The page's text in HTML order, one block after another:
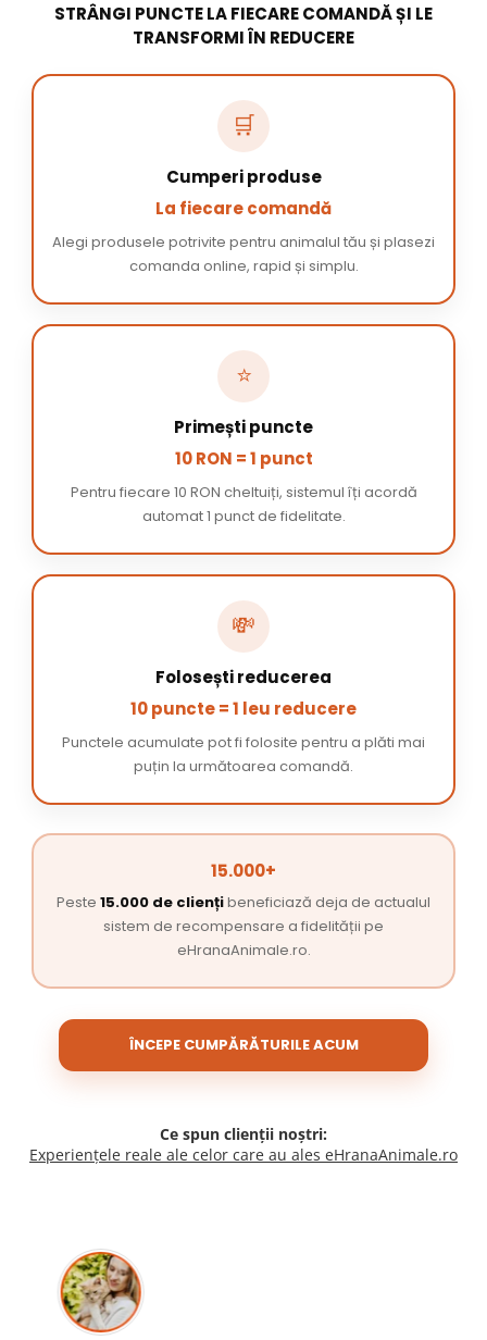
STRÂNGI PUNCTE LA FIECARE COMANDĂ ȘI LE
TRANSFORMI ÎN REDUCERE
🛒
Cumperi produse
La fiecare comandă
Alegi produsele potrivite pentru animalul tău și plasezi
comanda online, rapid și simplu.
⭐
Primești puncte
10 RON = 1 punct
Pentru fiecare 10 RON cheltuiți, sistemul îți acordă
automat 1 punct de fidelitate.
💸
Folosești reducerea
10 puncte = 1 leu reducere
Punctele acumulate pot fi folosite pentru a plăti mai
puțin la următoarea comandă.
15.000+
Peste 15.000 de cliențibeneficiază deja de actualul
sistem de recompensare a fidelității pe
eHranaAnimale.ro.
ÎNCEPE CUMPĂRĂTURILE ACUM
Ce spun clienții noștri:
Experiențele reale ale celor care au ales eHranaAnimale.ro